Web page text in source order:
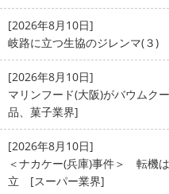
[2026年8月10日]
岐路に立つ生協のジレンマ(３
[2026年8月10日]
マリンフード(大阪)がバウム
品、菓子業界]
[2026年8月10日]
＜ナカケー(兵庫)事件＞ 転機
立 [スーパー業界]